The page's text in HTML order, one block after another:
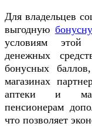
Для владельцев
выгодную
условиям этой
денежных
бонусных
магазинах
аптеки и
пенсионерам
что позволяет